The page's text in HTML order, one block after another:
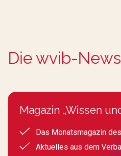
Die wvib-
Magazin „Wissen
Das Monatsmagazin
Aktuelles aus dem